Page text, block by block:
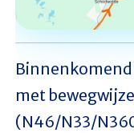
met
(N46/N33/